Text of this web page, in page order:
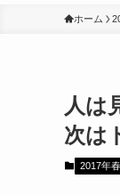
ホーム
人は
次は
2017年